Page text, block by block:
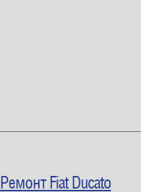
Ремонт Fiat Ducato